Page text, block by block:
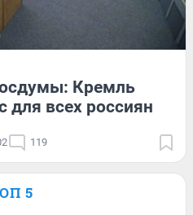
Кремль
для всех россиян
119
5